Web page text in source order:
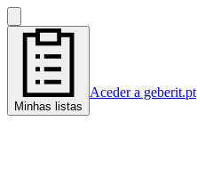
Minhas listas
Aceder a geberit.pt